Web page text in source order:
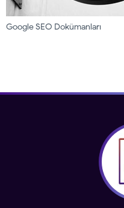
Google SEO Dokümanları